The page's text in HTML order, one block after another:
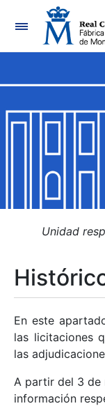
Mostrar/
Mostrar/
Mostrar/
Mostrar/Ocultar
Mostrar/Ocultar
Mostrar/
Unidad
En este
las licitaciones
las
A partir del 3 de
información